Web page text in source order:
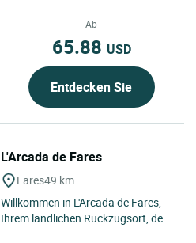
und Spanien, mit einer...
Ab
65.88 USD
Entdecken Sie
L'Arcada de Fares
Fares49 km
Willkommen in L'Arcada de Fares,
Ihrem ländlichen Rückzugsort, der